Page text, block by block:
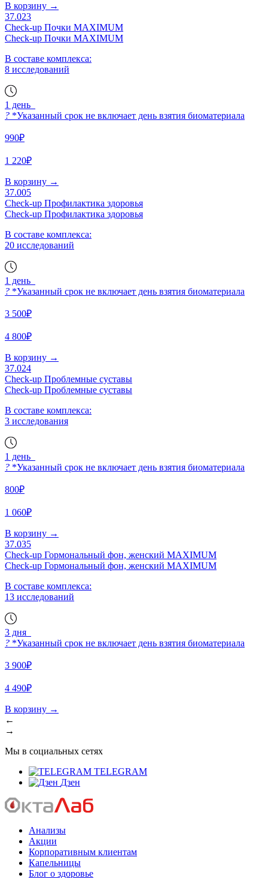
В корзину →
37.023
Check-up Почки MAXIMUM
Check-up Почки MAXIMUM
В составе комплекса:
8 исследований
1 день
? *Указанный срок не включает день взятия биоматериала
990₽
1 220₽
В корзину →
37.005
Check-up Профилактика здоровья
Check-up Профилактика здоровья
В составе комплекса:
20 исследований
1 день
? *Указанный срок не включает день взятия биоматериала
3 500₽
4 800₽
В корзину →
37.024
Check-up Проблемные суставы
Check-up Проблемные суставы
В составе комплекса:
3 исследования
1 день
? *Указанный срок не включает день взятия биоматериала
800₽
1 060₽
В корзину →
37.035
Check-up Гормональный фон, женский MAXIMUM
Check-up Гормональный фон, женский MAXIMUM
В составе комплекса:
13 исследований
3 дня
? *Указанный срок не включает день взятия биоматериала
3 900₽
4 490₽
В корзину →
←
→
Мы в социальных сетях
TELEGRAM
Дзен
Анализы
Акции
Корпоративным клиентам
Капельницы
Блог о здоровье